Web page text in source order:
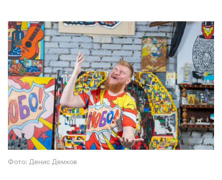
Фото: Денис Демков